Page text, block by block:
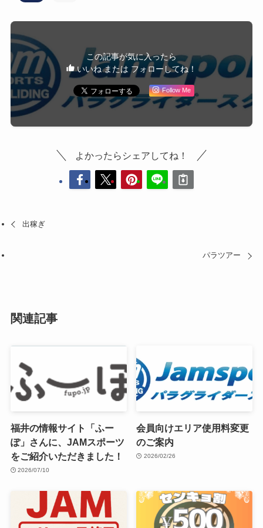
この記事が気に入ったら
いいね または フォローしてね！
Follow Me
よかったらシェアしてね！
出稼ぎ
パラツアー
関連記事
福井の情報サイト「ふー
ぽ」さんに、JAMスポーツ
をご紹介いただきました！
2026/07/10
会員向けエリア使用料変更
のご案内
2026/02/26